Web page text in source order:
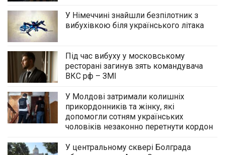
У Німеччині знайшли безпілотник з
вибухівкою біля українського літака
Під час вибуху у московському
ресторані загинув зять командувача
ВКС рф – ЗМІ
У Молдові затримали колишніх
прикордонників та жінку, які
допомогли сотням українських
чоловіків незаконно перетнути кордон
У центральному сквері Болграда